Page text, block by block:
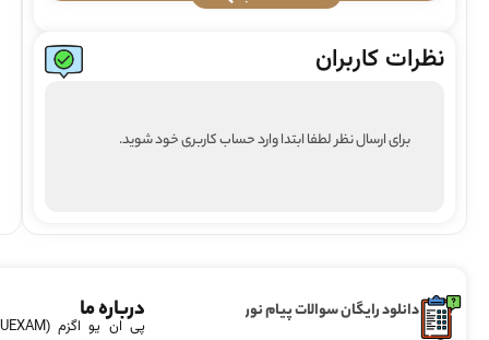
نظرات کاربران
برای ارسال نظر لطفا ابتدا وارد حساب کاربری خود شوید.
دانلود رایگان سوالات پیام نور
درباره ما